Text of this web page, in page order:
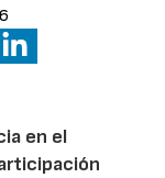
en el